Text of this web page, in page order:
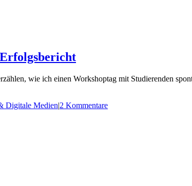
wie ich einen Workshoptag mit Studierenden
Digitale Medien|2 Kommentare